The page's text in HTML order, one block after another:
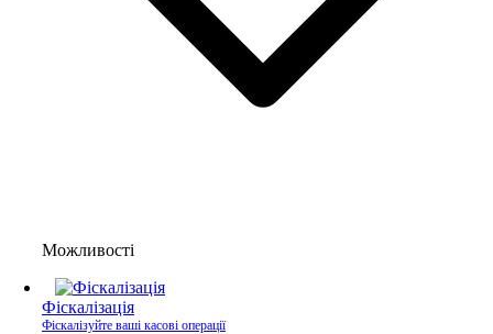
Можливості
Фіскалізація
Фіскалізуйте ваші касові операції